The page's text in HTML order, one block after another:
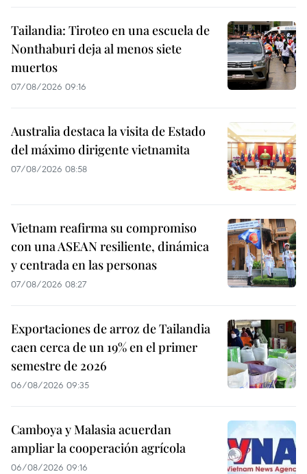
Tailandia: Tiroteo en una escuela de
Nonthaburi deja al menos siete
muertos
07/08/2026 09:16
Australia destaca la visita de Estado
del máximo dirigente vietnamita
07/08/2026 08:58
Vietnam reafirma su compromiso
con una ASEAN resiliente, dinámica
y centrada en las personas
07/08/2026 08:27
Exportaciones de arroz de Tailandia
caen cerca de un 19% en el primer
semestre de 2026
06/08/2026 09:35
Camboya y Malasia acuerdan
ampliar la cooperación agrícola
06/08/2026 09:16